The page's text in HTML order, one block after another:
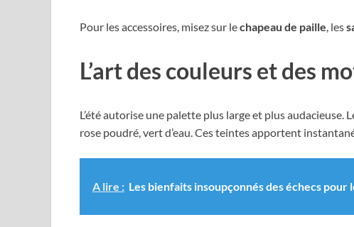
Pour les accessoires, misez sur lechapeau de paille, les
L’art des couleurs et des
L’été autorise une palette plus large et plus audacieuse.
rose poudré, vert d’eau. Ces teintes apportent
A lire : Les bienfaits insoupçonnés des échecs pour